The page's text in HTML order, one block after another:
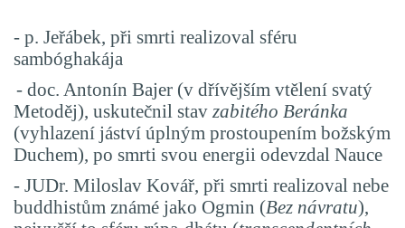
- p. Jeřábek, při smrti realizoval sféru
sambóghakája
- doc. Antonín Bajer (v dřívějším vtělení svatý
Metoděj), uskutečnil stav zabitého Beránka
(vyhlazení jáství úplným prostoupením božským
Duchem), po smrti svou energii odevzdal Nauce
- JUDr. Miloslav Kovář, při smrti realizoval nebe
buddhistům známé jako Ogmin (Bez návratu),